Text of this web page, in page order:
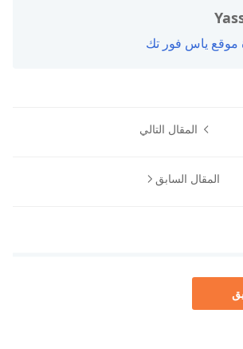
موقع ياس فور تك
المقال التالي
المقال السابق